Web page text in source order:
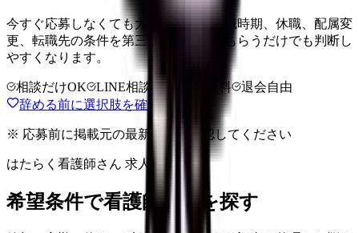
今すぐ応募しなくても大丈夫です。退職時期、休職、配属変
更、転職先の条件を第三者に整理してもらうだけでも判断し
やすくなります。
相談だけOK LINE相談OK 完全無料
退会自由
辞める前に選択肢を確認する
※ 応募前に掲載元の最新情報を確認してください
はたらく看護師さん 求人
希望条件で看護師求人を探す